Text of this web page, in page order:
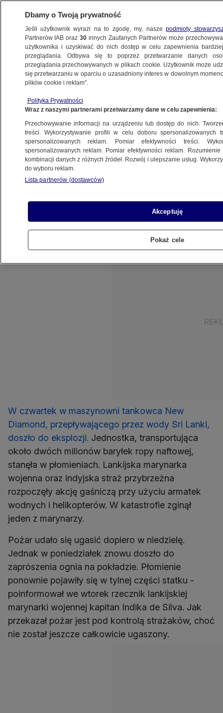
ŚWIAT
znowu płonie
8.09.2020, 12:32
Udostępnij
Na pokładzie supertankowca New Diamond, na
Marynarka wojenna Sri Lanki przekazała, że
płomienie są pod kontrolą, ale akcja gaśnicza
wciąż trwa.
W czwartek w maszynowni tankowca New
Diamond, przepływającego przez wody Sri Lanki,
doszło do eksplozji. Jednostka, transportująca
około dwóch milionów baryłek ropy naftowej,
stanęła w płomieniach. Lankijska marynarka
wojenna oraz indyjska straż przybrzeżna
rozpoczęły akcję gaśniczą przy użyciu armatek
wodnych i helikopterów. W katastrofie zginął
jeden z marynarzy.
Pożar udało się ugasić dopiero w niedzielę.
Jednak w poniedziałek znowu doszło do
zaprószenia ognia na pokładzie. Płomienie
ponownie pojawiły się w tylnej części statku -
poinformował we wtorek rzecznik lankijskiej
marynarki wojennej kapitan Indika de Silva. Jak
przekazał pożar jest pod kontrolą strażaków, choć
Dbamy o Twoją prywatność
Jeśli użytkownik wyrazi na to zgodę, my, naszepodmioty
Partnerów IAB oraz30 innych Zaufanych Partnerów może
użytkownika i uzyskiwać do nich dostęp w celu zapewnienia
przeglądania. Odbywa się to poprzez przetwarzanie danych
przeglądania przechowywanych w plikach cookie. Użytkownik może
się przetwarzaniu w oparciu o uzasadniony interes w dowolnym
plików cookie i reklam”.
Polityka Prywatności
Wraz z naszymi partnerami przetwarzamy dane w celu zapewnienia:
Przechowywanie informacji na urządzeniu lub dostęp do nich.
treści. Wykorzystywanie profili w celu doboru spersonalizowanych
spersonalizowanych reklam. Pomiar efektywności treści.
spersonalizowanych reklam. Pomiar efektywności reklam.
kombinacji danych z różnych źródeł. Rozwój i ulepszanie usług.
do wyboru reklam.
Lista partnerów (dostawców)
Akceptuję
Pokaż cele